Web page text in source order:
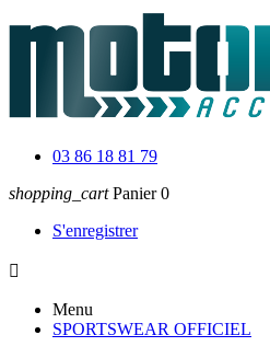
03 86 18 81 79
shopping_cart Panier 0
S'enregistrer

Menu
SPORTSWEAR OFFICIEL